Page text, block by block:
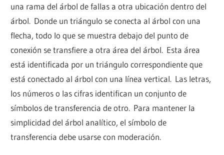
una rama del árbol de fallas a otra ubicación dentro del
árbol. Donde un triángulo se conecta al árbol con una
flecha, todo lo que se muestra debajo del punto de
conexión se transfiere a otra área del árbol. Esta área
está identificada por un triángulo correspondiente que
está conectado al árbol con una línea vertical. Las letras,
los números o las cifras identifican un conjunto de
símbolos de transferencia de otro. Para mantener la
simplicidad del árbol analítico, el símbolo de
transferencia debe usarse con moderación.